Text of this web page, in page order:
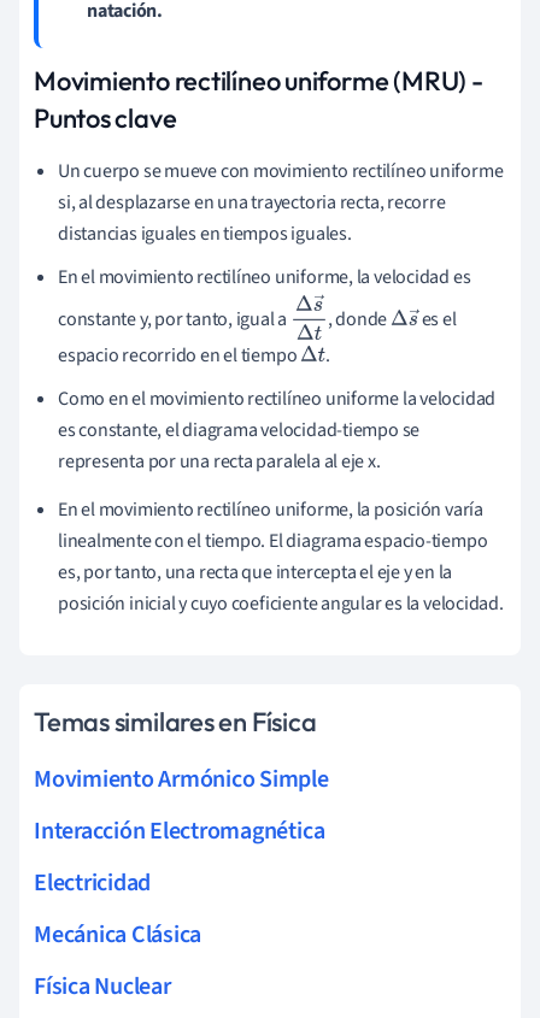
natación.
Movimiento rectilíneo uniforme (MRU) -
Puntos clave
Un cuerpo se mueve con movimiento rectilíneo uniforme
si, al desplazarse en una trayectoria recta, recorre
distancias iguales en tiempos iguales.
En el movimiento rectilíneo uniforme, la velocidad es
constante y, por tanto, igual a Δs→
Δt
, dondeΔs es el
espacio recorrido en el tiempoΔt .
Como en el movimiento rectilíneo uniforme la velocidad
es constante, el diagrama velocidad-tiempo se
representa por una recta paralela al eje x.
En el movimiento rectilíneo uniforme, la posición varía
linealmente con el tiempo. El diagrama espacio-tiempo
es, por tanto, una recta que intercepta el eje y en la
posición inicial y cuyo coeficiente angular es la velocidad.
Temas similares en Física
Movimiento Armónico Simple
Interacción Electromagnética
Electricidad
Mecánica Clásica
Física Nuclear